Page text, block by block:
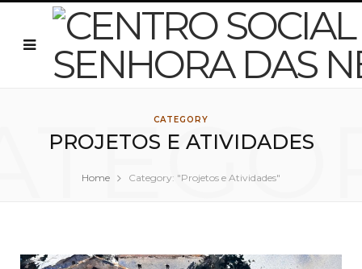
CATEGORY
PROJETOS E ATIVIDADES
Home Category: "Projetos e Atividades"